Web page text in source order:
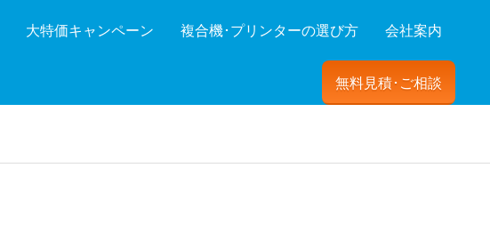
大特価キャンペーン 複合機･プリンターの選び方 会社案内
無料見積･ご相談